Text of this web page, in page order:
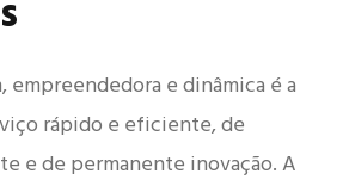
empreendedora e dinâmica é a
rápido e eficiente, de
e de permanente inovação. A